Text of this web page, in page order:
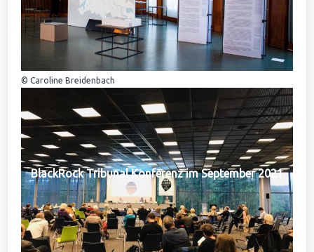
© Caroline Breidenbach
BlackRock Tribunal Konferenz im September 2021